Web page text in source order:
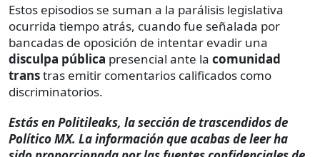
Estos episodios se suman a la parálisis legislativa
ocurrida tiempo atrás, cuando fue señalada por
bancadas de oposición de intentar evadir una
disculpa pública presencial ante la comunidad
transtras emitir comentarios calificados como
discriminatorios.
Estás en Politileaks, la sección de trascendidos de
Político MX. La información que acabas de leer ha